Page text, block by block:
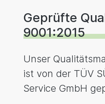
Geprüfte
9001:2015
Unser
ist von der TÜV
Service GmbH